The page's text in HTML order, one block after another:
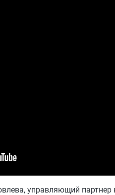
управляющий